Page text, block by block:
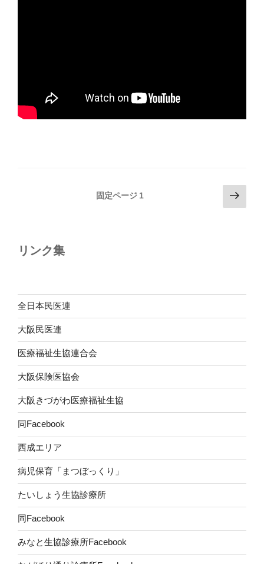
ペ
ー
送
り
固定ページ 1
次
の
リンク集
全日本民医連
大阪民医連
医療福祉生協連合会
大阪保険医協会
大阪きづがわ医療福祉生協
同Facebook
西成エリア
病児保育「まつぼっくり」
たいしょう生協診療所
同Facebook
みなと生協診療所Facebook